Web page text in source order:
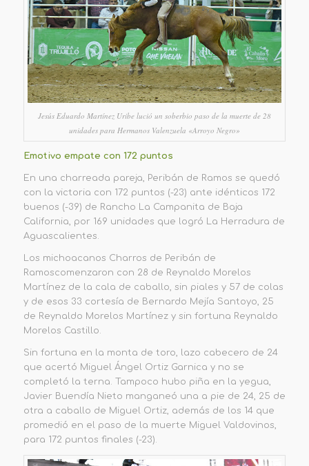
Jesús Eduardo Martínez Uribe lució un soberbio paso de la muerte de 28
unidades para Hermanos Valenzuela «Arroyo Negro»
Emotivo empate con 172 puntos
En una charreada pareja, Peribán de Ramos se quedó
con la victoria con 172 puntos (-23) ante idénticos 172
buenos (-39) de Rancho La Campanita de Baja
California, por 169 unidades que logró La Herradura de
Aguascalientes.
Los michoacanos Charros de Peribán de
Ramoscomenzaron con 28 de Reynaldo Morelos
Martínez de la cala de caballo, sin piales y 57 de colas
y de esos 33 cortesía de Bernardo Mejía Santoyo, 25
de Reynaldo Morelos Martínez y sin fortuna Reynaldo
Morelos Castillo.
Sin fortuna en la monta de toro, lazo cabecero de 24
que acertó Miguel Ángel Ortiz Garnica y no se
completó la terna. Tampoco hubo piña en la yegua,
Javier Buendía Nieto manganeó una a pie de 24, 25 de
otra a caballo de Miguel Ortiz, además de los 14 que
promedió en el paso de la muerte Miguel Valdovinos,
para 172 puntos finales (-23).